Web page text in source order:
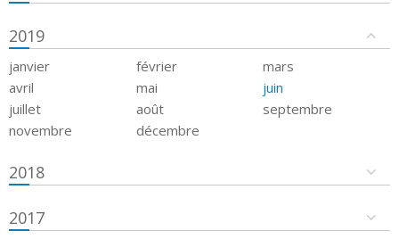
2019
janvier février
mars
avril
mai
juin
juillet
août
septembre
novembre
décembre
2018
2017